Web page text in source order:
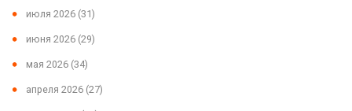
июля 2026 (31)
июня 2026 (29)
мая 2026 (34)
апреля 2026 (27)